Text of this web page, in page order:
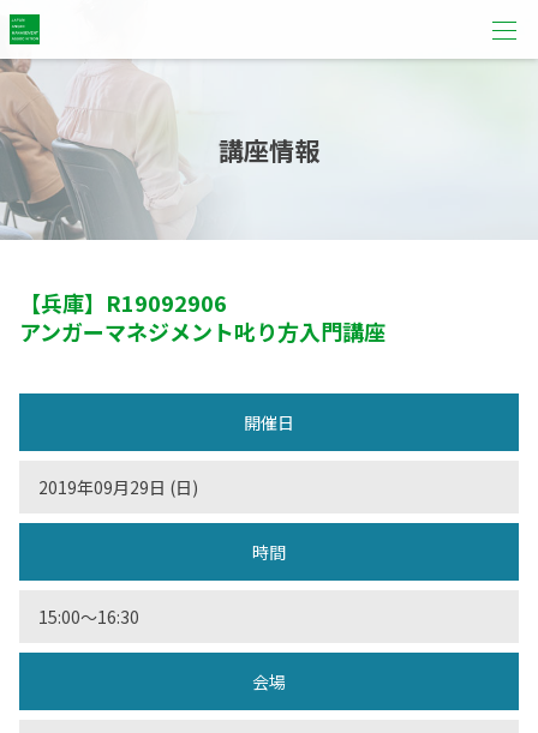
講座情報
【兵庫】 R19092906
アンガーマネジメント叱り方入門講座
開催日
2019年09月29日 (日)
時間
15:00〜16:30
会場